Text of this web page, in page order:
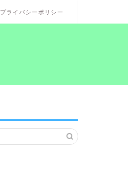
プライバシーポリシー